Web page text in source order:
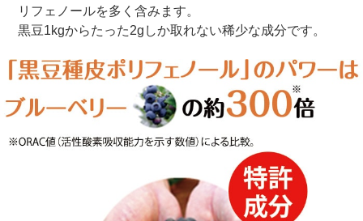
リフェノールを多く含みます。
黒豆1kgからたった2gしか取れない稀少な成分です。